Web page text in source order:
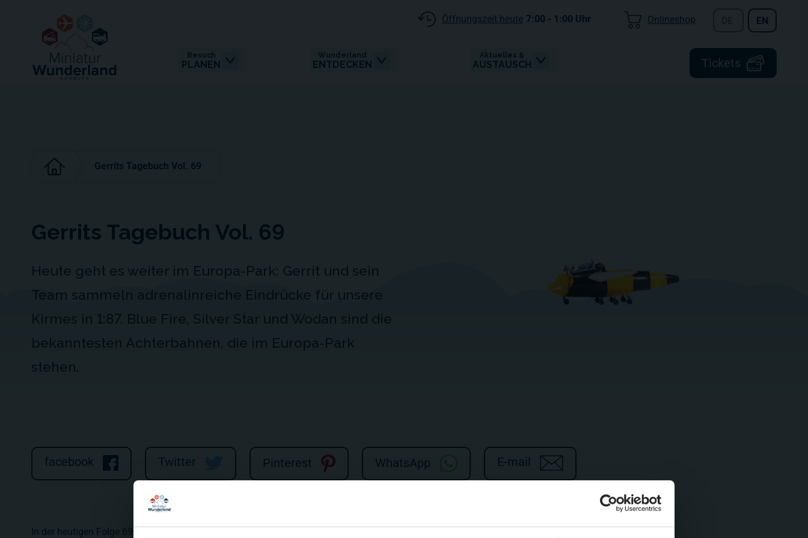
Tickets
Besuch
PLANEN
Wunderland
ENTDECKEN
Aktuelles &
AUSTAUSCH
Öffnungszeit heute 7:00 - 1:00 Uhr Onlineshop EN
Gerrits Tagebuch Vol. 69
Gerrits Tagebuch Vol. 69
Heute geht es weiter im Europa-Park: Gerrit und sein
Team sammeln adrenalinreiche Eindrücke für unsere
Kirmes in 1:87. Blue Fire, Silver Star und Wodan sind die
bekanntesten Achterbahnen, die im Europa-Park
stehen.
facebook Twitter Pinterest WhatsApp E-mail
In der heutigen Folge 69 Gerrits Tagebuch testen Gerrit und sein Team im Europa-Park in Rust ein paar Achterbahnen aus dem Hause Mack Rides.